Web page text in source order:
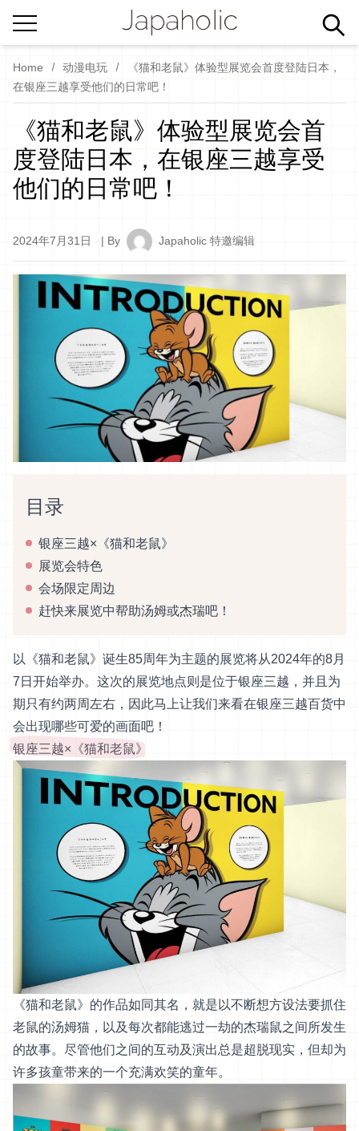
Home 动漫电玩
《猫和老鼠》体验型展览会首度登陆日本，
在银座三越享受他们的日常吧！
《猫和老鼠》体验型展览会首
度登陆日本，在银座三越享受
他们的日常吧！
2024年7月31日 | By Japaholic 特邀编辑
目录
银座三越×《猫和老鼠》
展览会特色
会场限定周边
赶快来展览中帮助汤姆或杰瑞吧！
以《猫和老鼠》诞生85周年为主题的展览将从2024年的8月
7日开始举办。这次的展览地点则是位于银座三越，并且为
期只有约两周左右，因此马上让我们来看在银座三越百货中
会出现哪些可爱的画面吧！
银座三越×《猫和老鼠》
《猫和老鼠》的作品如同其名，就是以不断想方设法要抓住
老鼠的汤姆猫，以及每次都能逃过一劫的杰瑞鼠之间所发生
的故事。尽管他们之间的互动及演出总是超脱现实，但却为
许多孩童带来的一个充满欢笑的童年。